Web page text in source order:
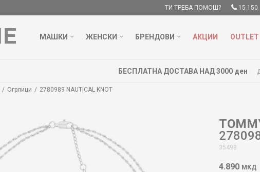
ТИ ТРЕБА ПОМОШ? 15 150
МАШКИ ЖЕНСКИ БРЕНДОВИ АКЦИИ OUTLET
БЕСПЛАТНА ДОСТАВА НАД 3000 ден
Огрлици 2780989 NAUTICAL KNOT
35498
4.890 МКД